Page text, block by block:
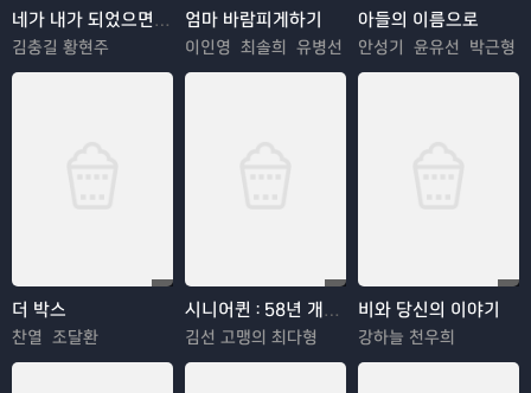
네가 내가 되었으면 좋겠다
김충길 황현주
엄마 바람피게하기
이인영 최솔희 유병선
아들의 이름으로
안성기 윤유선 박근형
더 박스
찬열 조달환
시니어퀸 : 58년 개띠 여고동창생
김선 고맹의 최다형
비와 당신의 이야기
강하늘 천우희